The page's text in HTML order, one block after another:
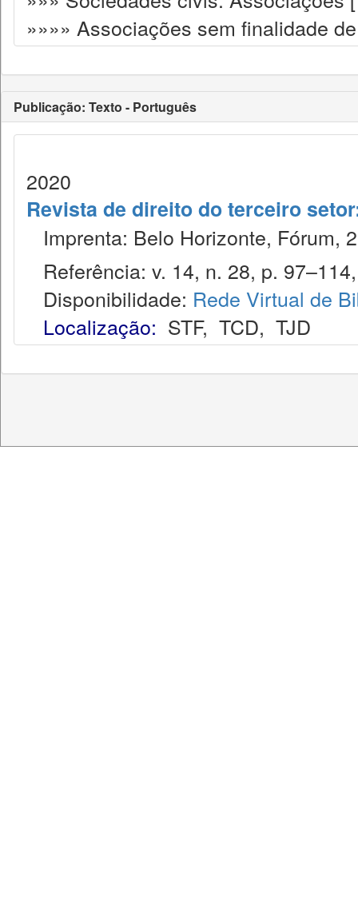
»»»» Associações sem finalidade
Publicação: Texto - Português
2020
Revista de direito do terceiro
Imprenta: Belo Horizonte, Fórum,
Referência: v. 14, n. 28, p.
Disponibilidade: Rede Virtual de
Localização: STF, TCD, TJD